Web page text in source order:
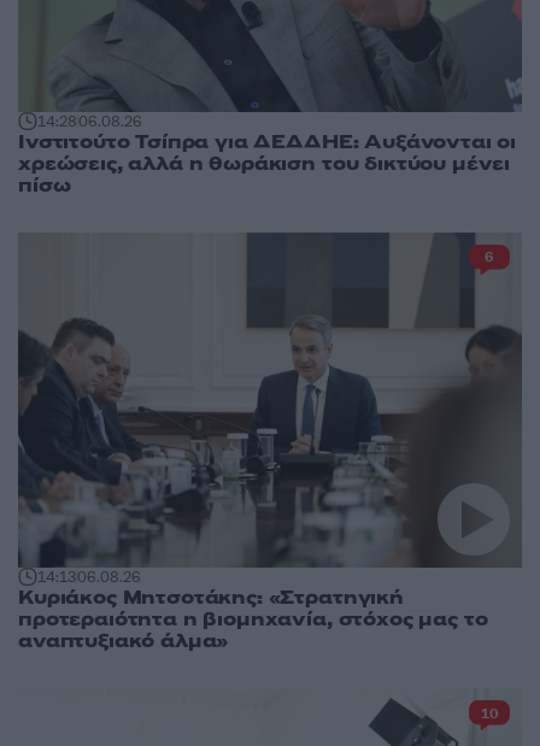
14:2806.08.26
Ινστιτούτο Τσίπρα για ΔΕΔΔΗΕ: Αυξάνονται οι
χρεώσεις, αλλά η θωράκιση του δικτύου μένει
πίσω
14:1306.08.26
Κυριάκος Μητσοτάκης: «Στρατηγική
προτεραιότητα η βιομηχανία, στόχος μας το
αναπτυξιακό άλμα»
6
10